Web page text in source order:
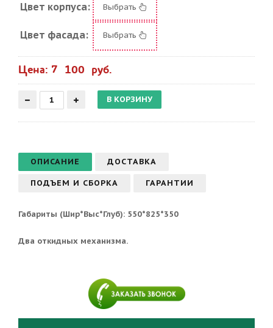
Цвет корпуса: Выбрать
Цвет фасада: Выбрать
Цена: 7 100 руб.
ОПИСАНИЕ ДОСТАВКА
ПОДЪЕМ И СБОРКА ГАРАНТИИ
Габариты (Шир*Выс*Глуб): 550*825*350
Два откидных механизма.